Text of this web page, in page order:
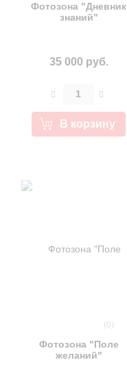
Фотозона "Дневник
знаний"
35 000 руб.
В корзину
(0)
Фотозона "Поле
желаний"